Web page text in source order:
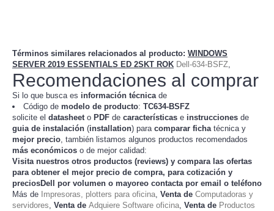
Términos similares relacionados al producto: WINDOWS
SERVER 2019 ESSENTIALS ED 2SKT ROK Dell-634-BSFZ,
Recomendaciones al comprar
Si lo que busca es información técnicade
Código de modelo de producto: TC634-BSFZ
solicite el datasheeto PDF de características e instrucciones de
guia de instalación (installation) para comparar fichatécnica y
mejor precio, también listamos algunos productos recomendados
más económicos o de mejor calidad:
Visita nuestros otros productos (reviews) y compara las ofertas
para obtener el mejor precio de compra, para cotización y
preciosDell por volumen o mayoreo contacta por email o teléfono
Más de Impresoras, plotters para oficina, Venta de Computadoras y
servidores, Venta de Adquiere Software oficina, Venta de Productos